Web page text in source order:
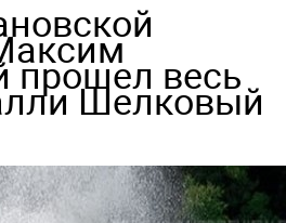
прошел весь
Шелковый